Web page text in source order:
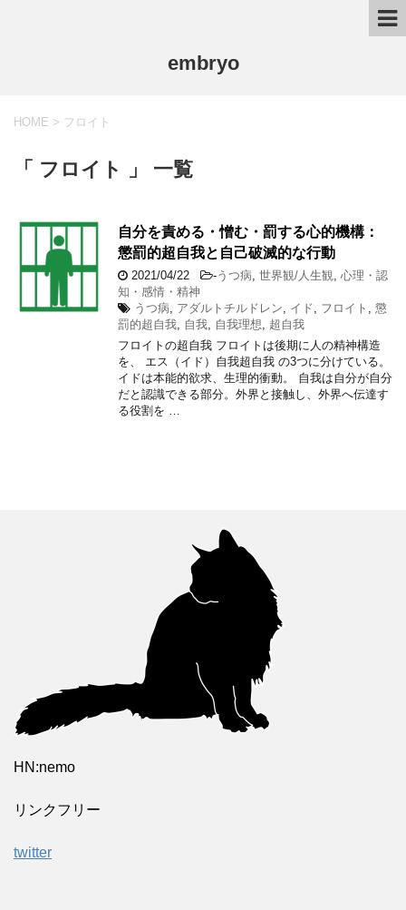
embryo
HOME > フロイト
「 フロイト 」 一覧
自分を責める・憎む・罰する心的機構：
懲罰的超自我と自己破滅的な行動
2021/04/22 -うつ病 世界観/人生観
心理・認
知・感情・精神
うつ病
アダルトチルドレン イド フロイト
懲
罰的超自我 自我 自我理想
超自我
フロイトの超自我 フロイトは後期に人の精神構造
を、 エス（イド）自我超自我 の3つに分けている。
イドは本能的欲求、生理的衝動。 自我は自分が自分
だと認識できる部分。外界と接触し、外界へ伝達す
る役割を …
HN:nemo
リンクフリー
twitter